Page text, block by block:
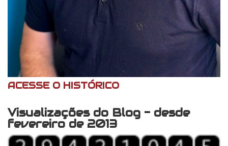
ACESSE O HISTÓRICO
Visualizações do Blog - desde
fevereiro de 2013